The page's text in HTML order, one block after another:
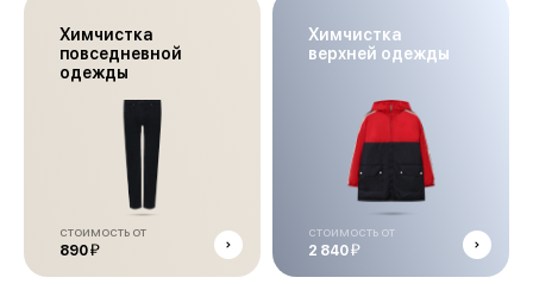
Химчистка
повседневной
одежды
стоимость от
890й
Химчистка
верхней одежды
стоимость от
2 840й